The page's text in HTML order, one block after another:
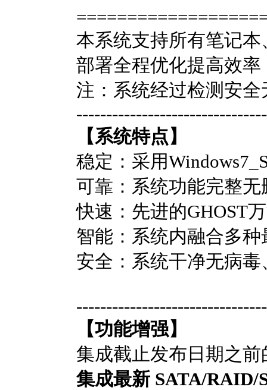
本系统支持所有笔记
部署全程优化提高效率
注：系统经过检测安
【系统特点】
稳定：采用
可靠：系统功能完整
快速：先进的GHOST
智能：系统内融合多
安全：系统干净无病
【功能增强】
集成截止发布日期之
集成最新 SATA/RAID/